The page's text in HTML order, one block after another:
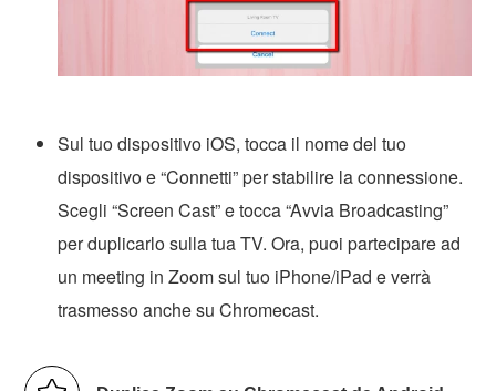
Sul tuo dispositivo iOS, tocca il nome del tuo
dispositivo e “Connetti” per stabilire la connessione.
Scegli “Screen Cast” e tocca “Avvia Broadcasting”
per duplicarlo sulla tua TV. Ora, puoi partecipare ad
un meeting in Zoom sul tuo iPhone/iPad e verrà
trasmesso anche su Chromecast.